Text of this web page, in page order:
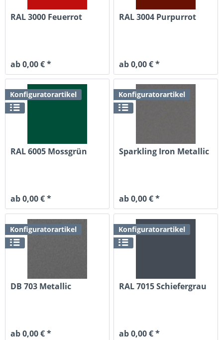
RAL 3000 Feuerrot
ab 0,00 € *
RAL 3004 Purpurrot
ab 0,00 € *
Konfiguratorartikel
RAL 6005 Mossgrün
ab 0,00 € *
Konfiguratorartikel
Sparkling Iron Metallic
ab 0,00 € *
Konfiguratorartikel
DB 703 Metallic
ab 0,00 € *
Konfiguratorartikel
RAL 7015 Schiefergrau
ab 0,00 € *